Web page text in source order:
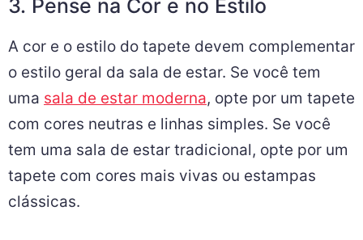
3. Pense na Cor e no Estilo
A cor e o estilo do tapete devem complementar
o estilo geral da sala de estar. Se você tem
uma sala de estar moderna, opte por um tapete
com cores neutras e linhas simples. Se você
tem uma sala de estar tradicional, opte por um
tapete com cores mais vivas ou estampas
clássicas.